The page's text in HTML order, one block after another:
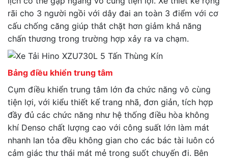
rãi cho 3 người ngồi với dây đai an toàn 3 điểm với cơ
cấu chống căng giúp thắt chặt hơn giảm khả năng
chấn thương trong trường hợp xảy ra va chạm.
Bảng điều khiển trung tâm
Cụm điều khiển trung tâm lớn đa chức năng vô cùng
tiện lợi, với kiểu thiết kế trang nhã, đơn giản, tích hợp
đầy đủ các chức năng như hệ thống điều hòa không
khí Denso chất lượng cao với công suất lớn làm mát
nhanh lan tỏa đều không gian cho các bác tài luôn có
cảm giác thư thái mát mẻ trong suốt chuyến đi. Bên